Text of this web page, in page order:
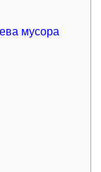
мусора